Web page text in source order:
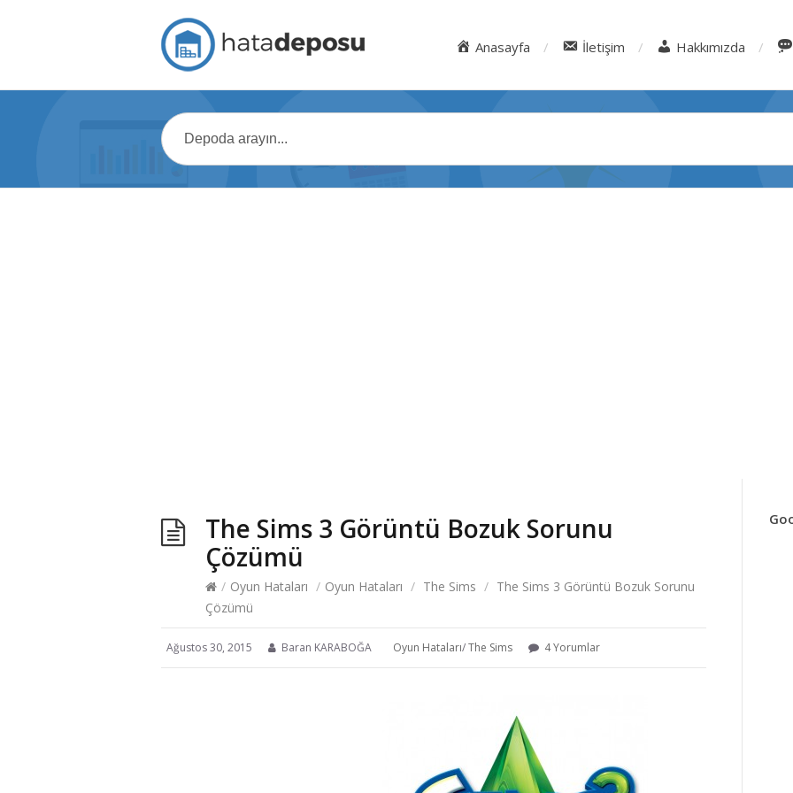
Anasayfa İletişim Hakkımızda
The Sims 3 Görüntü Bozuk Sorunu
Çözümü
/ Oyun Hataları / Oyun Hataları / The Sims / The Sims 3 Görüntü Bozuk Sorunu
Çözümü
Ağustos 30, 2015 Baran KARABOĞA Oyun Hataları/The Sims 4 Yorumlar